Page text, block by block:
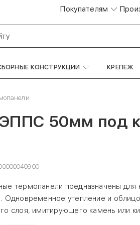
Покупателям
КОНСТРУКЦИИ КРЕПЕЖ
50мм под
термопанели предназначены для
Одновременное утепление и
слоя, имитирующего камень или